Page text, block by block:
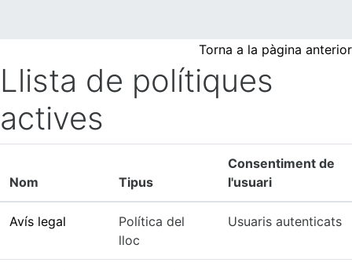
Torna a la pàgina anterior
Llista de polítiques
actives
Nom Tipus
Consentiment de
l'usuari
Avís legal
Política del
lloc
Usuaris autenticats